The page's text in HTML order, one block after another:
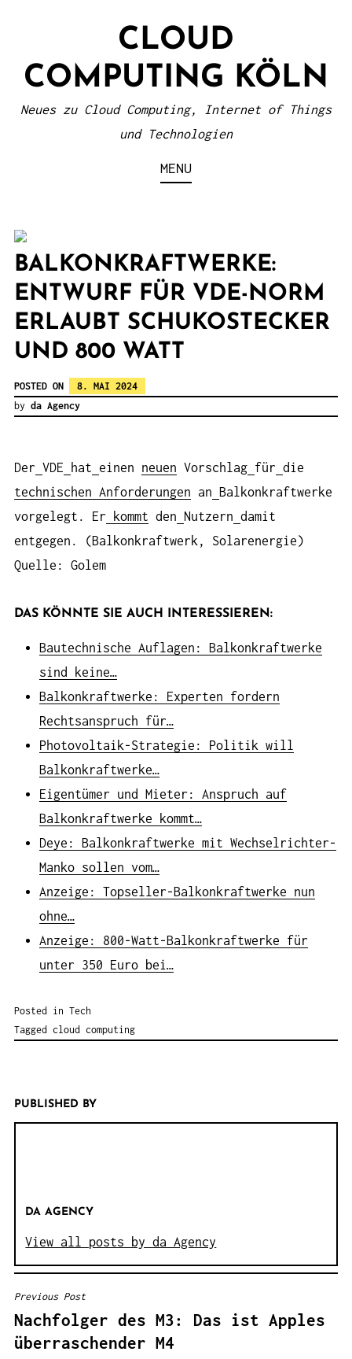
CLOUD
COMPUTING KÖLN
Neues zu Cloud Computing, Internet of Things
und Technologien
MENU
BALKONKRAFTWERKE:
ENTWURF FÜR VDE-NORM
ERLAUBT SCHUKOSTECKER
UND 800 WATT
POSTED ON
8. MAI 2024
by da Agency
Der VDE hat einen neuen Vorschlag für die
technischen Anforderungen an Balkonkraftwerke
vorgelegt. Er kommt den Nutzern damit
entgegen. (Balkonkraftwerk, Solarenergie)
Quelle: Golem
DAS KÖNNTE SIE AUCH INTERESSIEREN:
Bautechnische Auflagen: Balkonkraftwerke
sind keine…
Balkonkraftwerke: Experten fordern
Rechtsanspruch für…
Photovoltaik-Strategie: Politik will
Balkonkraftwerke…
Eigentümer und Mieter: Anspruch auf
Balkonkraftwerke kommt…
Deye: Balkonkraftwerke mit Wechselrichter-
Manko sollen vom…
Anzeige: Topseller-Balkonkraftwerke nun
ohne…
Anzeige: 800-Watt-Balkonkraftwerke für
unter 350 Euro bei…
Posted in Tech
Tagged cloud computing
PUBLISHED BY
DA AGENCY
View all posts by da Agency
B
E
I
Previous Post
Nachfolger des M3: Das ist Apples
überraschender M4